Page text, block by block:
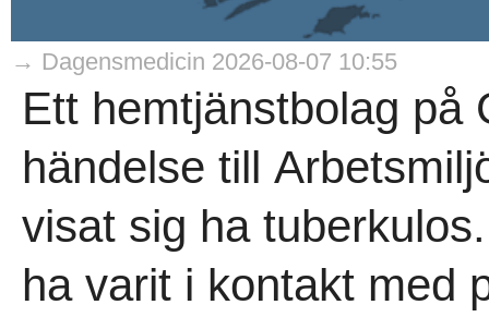
→ Dagensmedicin 2026-08-07 10:55
Ett hemtjänstbolag på
händelse till
visat sig ha
ha varit i kontakt med